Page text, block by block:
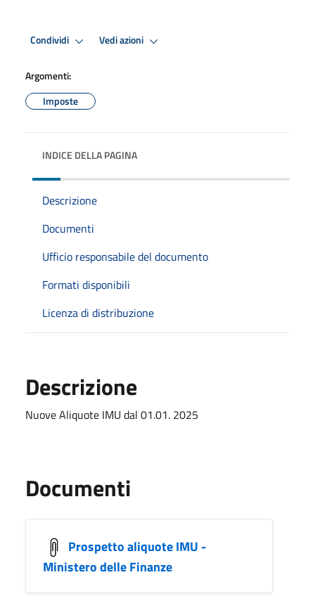
Condividi Vedi azioni
Argomenti:
Imposte
INDICE DELLA PAGINA
Descrizione
Documenti
Ufficio responsabile del documento
Formati disponibili
Licenza di distribuzione
Descrizione
Nuove Aliquote IMU dal 01.01. 2025
Documenti
Prospetto aliquote IMU -
Ministero delle Finanze